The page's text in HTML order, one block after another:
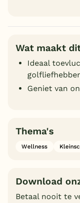
Wat maakt
Ideaal
Geniet van
Thema's
Wellness
Download
Betaal nooit te